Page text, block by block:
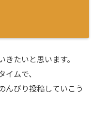
きたいと思います。
イムで、
んびり投稿していこう